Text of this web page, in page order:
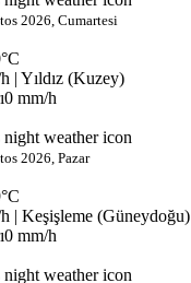
2026, Cumartesi
| Yıldız (Kuzey)
0 mm/h
2026, Pazar
| Keşişleme (Güneydoğu)
0 mm/h